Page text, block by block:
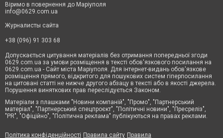
Віримо в повернення до Маріуполя
info@0629.com.ua
Журналисты сайта
+38 (096) 91 303 68
Допускається цитування матеріалів без отримання попередньої згоди
0629.com.ua за умови розміщення в тексті обов'язкового посилання на
0629.com.ua - Сайт міста Маріуполя. Для інтернет-видань обов'язкове
розміщення прямого, відкритого для пошукових систем гіперпосилання
на цитовані статті не нижче другого абзацу в тексті або в якості джерела.
Порушення виняткових прав переслідується Законом.
Матеріали з плашками "Новини компаній", "Промо", "Партнерський
матеріал", "Партнерський спецпроєкт", "Політичні новини", "Пресреліз",
"PR", "Офіційно", "Політична реклама" публікуються на правах реклами.
Політика конфіденційності Правила сайту Правила